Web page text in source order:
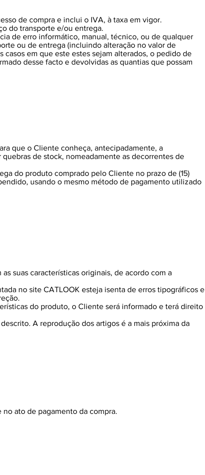
de compra e inclui o IVA, à taxa em vigor.
do transporte e/ou entrega.
de erro informático, manual, técnico, ou de qualquer
ou de entrega (incluindo alteração no valor de
em que este estes sejam alterados, o pedido de
desse facto e devolvidas as quantias que possam
que o Cliente conheça, antecipadamente, a
de stock, nomeadamente as decorrentes de
do produto comprado pelo Cliente no prazo de (15)
usando o mesmo método de pagamento utilizado
suas características originais, de acordo com a
no site CATLOOK esteja isenta de erros tipográficos e
do produto, o Cliente será informado e terá direito
A reprodução dos artigos é a mais próxima da
ato de pagamento da compra.